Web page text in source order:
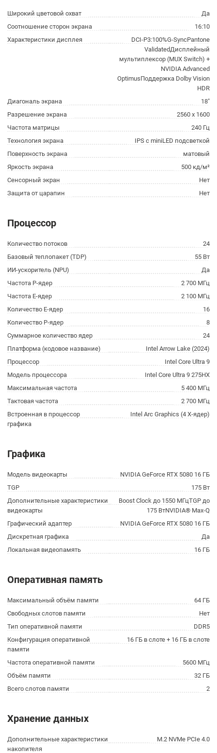
Широкий цветовой охват
Да
Соотношение сторон экрана
16:10
Характеристики дисплея
DCI-P3:100%G-SyncPantone
ValidatedДисплейный
мультиплексор (MUX Switch) +
NVIDIA Advanced
OptimusПоддержка Dolby Vision
HDR
Диагональ экрана
18"
Разрешение экрана
2560 x 1600
Частота матрицы
240 Гц
Технология экрана
IPS с miniLED подсветкой
Поверхность экрана
матовый
Яркость экрана
500 кд/м²
Сенсорный экран
Нет
Защита от царапин
Нет
Процессор
Количество потоков
24
Базовый теплопакет (TDP)
55 Вт
ИИ-ускоритель (NPU)
Да
Частота P-ядер
2 700 МГц
Частота E-ядер
2 100 МГц
Количество E-ядер
16
Количество P-ядер
8
Суммарное количество ядер
24
Платформа (кодовое название)
Intel Arrow Lake (2024)
Процессор
Intel Core Ultra 9
Модель процессора
Intel Core Ultra 9 275HX
Максимальная частота
5 400 МГц
Тактовая частота
2 700 МГц
Встроенная в процессор
графика
Intel Arc Graphics (4 X-ядер)
Графика
Модель видеокарты
NVIDIA GeForce RTX 5080 16 ГБ
TGP
175 Вт
Дополнительные характеристики
видеокарты
Boost Clock до 1550 МГцTGP до
175 ВтNVIDIA® Max-Q
Графический адаптер
NVIDIA GeForce RTX 5080 16 ГБ
Дискретная графика
Да
Локальная видеопамять
16 ГБ
Оперативная память
Максимальный объём памяти
64 ГБ
Свободных слотов памяти
Нет
Тип оперативной памяти
DDR5
Конфигурация оперативной
памяти
16 ГБ в слоте + 16 ГБ в слоте
Частота оперативной памяти
5600 МГц
Объём памяти
32 ГБ
Всего слотов памяти
2
Хранение данных
Дополнительные характеристики
накопителя
M.2 NVMe PCIe 4.0